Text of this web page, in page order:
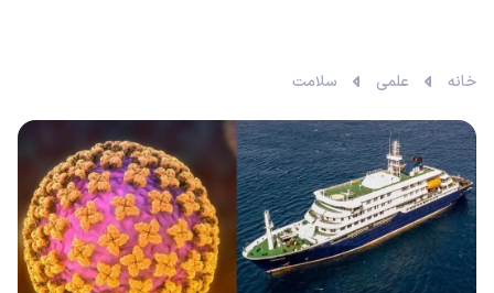
خانه علمی سلامت